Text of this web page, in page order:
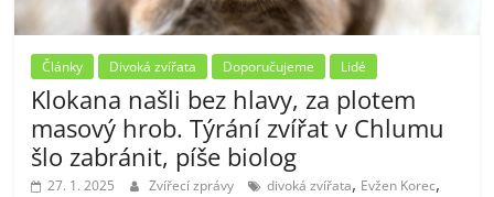
Články Divoká zvířata Doporučujeme Lidé
Klokana našli bez hlavy, za plotem
masový hrob. Týrání zvířat v Chlumu
šlo zabránit, píše biolog
27. 1. 2025 Zvířecí zprávy divoká zvířata, Evžen Korec,